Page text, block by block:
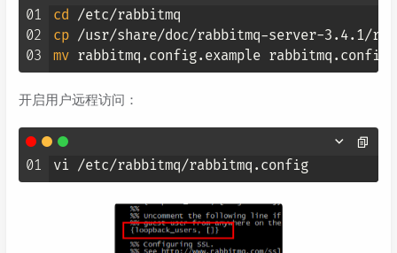
01
02
03
cd
cp
mv
开启用户远程访问：
01